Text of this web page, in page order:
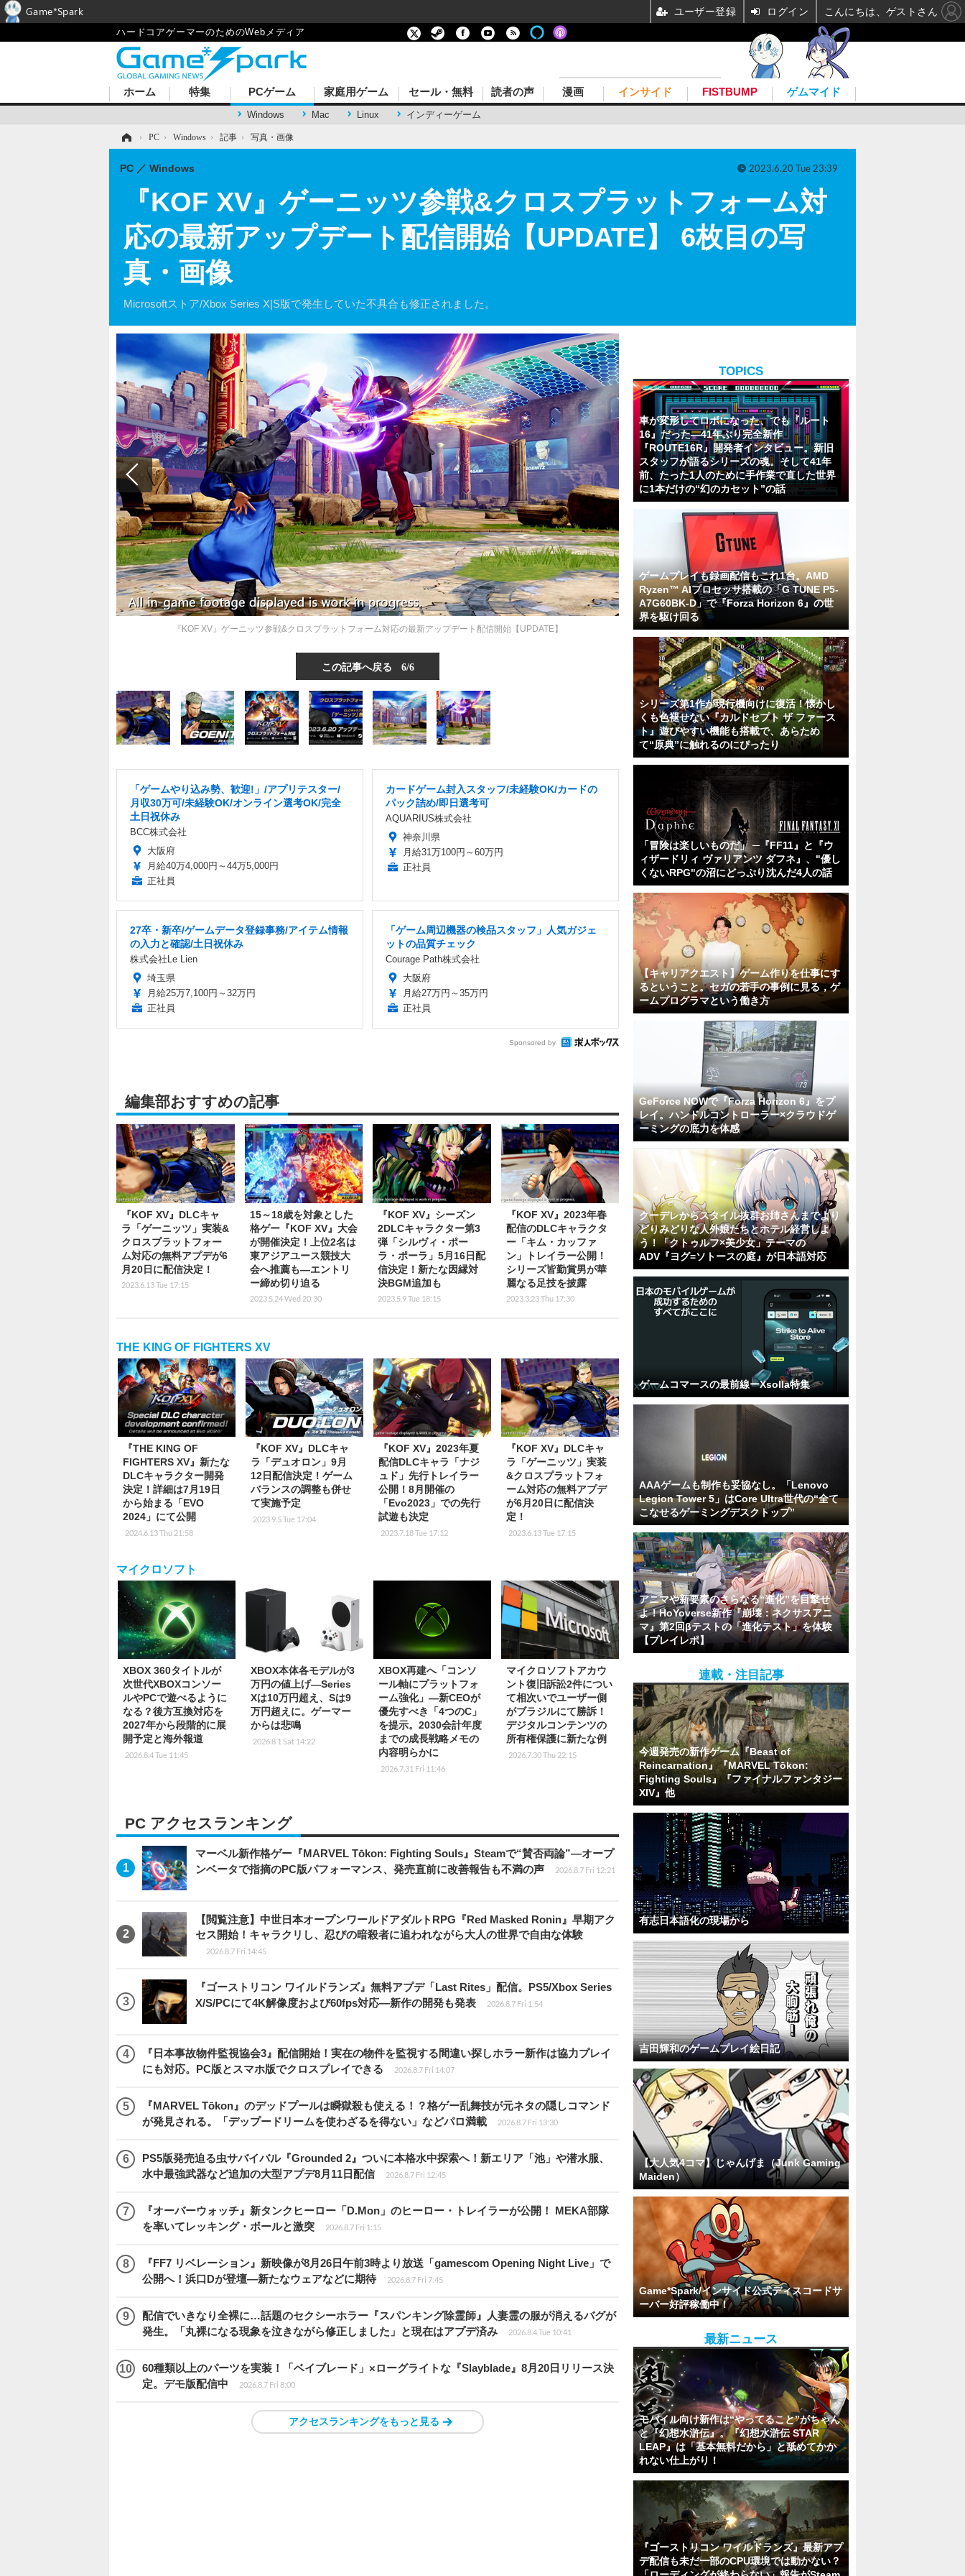
ハードコアゲーマーのためのWebメディア
ホーム 特集 PCゲーム
Windows Mac Linux インディーゲーム
家庭用ゲーム セール・無料 読者の声 漫画 インサイド FISTBUMP ゲムマイド
› PC › Windows › 記事 › 写真・画像
『KOF XV』ゲーニッツ参戦&クロスプラットフォーム対
応の最新アップデート配信開始【UPDATE】 6枚目の写
真・画像
Microsoftストア/Xbox Series X|S版で発生していた不具合も修正されました。
PC Windows 2023.6.20 Tue 23:39
『KOF XV』ゲーニッツ参戦&クロスプラットフォーム対応の最新アップデート配信開始【UPDATE】
この記事へ戻る 6/6
「ゲームやり込み勢、歓迎!」/アプリテスター/
月収30万可/未経験OK/オンライン選考OK/完全
土日祝休み
BCC株式会社
大阪府
月給40万4,000円～44万5,000円
正社員
カードゲーム封入スタッフ/未経験OK/カードの
パック詰め/即日選考可
AQUARIUS株式会社
神奈川県
月給31万100円～60万円
正社員
27卒・新卒/ゲームデータ登録事務/アイテム情報
の入力と確認/土日祝休み
株式会社Le Lien
埼玉県
月給25万7,100円～32万円
正社員
「ゲーム周辺機器の検品スタッフ」人気ガジェ
ットの品質チェック
Courage Path株式会社
大阪府
月給27万円～35万円
正社員
Sponsored by
編集部おすすめの記事
『KOF XV』DLCキャ
ラ「ゲーニッツ」実装&
クロスプラットフォー
ム対応の無料アプデが6
月20日に配信決定！
2023.6.13 Tue 17:15
15～18歳を対象とした
格ゲー『KOF XV』大会
が開催決定！上位2名は
東アジアユース競技大
会へ推薦も―エントリ
ー締め切り迫る
2023.5.24 Wed 20:30
『KOF XV』シーズン
2DLCキャラクター第3
弾「シルヴィ・ポー
ラ・ポーラ」5月16日配
信決定！新たな因縁対
決BGM追加も
2023.5.9 Tue 18:15
『KOF XV』2023年春
配信のDLCキャラクタ
ー「キム・カッファ
ン」トレイラー公開！
シリーズ皆勤賞男が華
麗なる足技を披露
2023.3.23 Thu 17:30
THE KING OF FIGHTERS XV
『THE KING OF
FIGHTERS XV』新たな
DLCキャラクター開発
決定！詳細は7月19日
から始まる「EVO
2024」にて公開
2024.6.13 Thu 21:58
『KOF XV』DLCキャ
ラ「デュオロン」9月
12日配信決定！ゲーム
バランスの調整も併せ
て実施予定
2023.9.5 Tue 17:04
『KOF XV』2023年夏
配信DLCキャラ「ナジ
ュド」先行トレイラー
公開！8月開催の
「Evo2023」での先行
試遊も決定
2023.7.18 Tue 17:12
『KOF XV』DLCキャ
ラ「ゲーニッツ」実装
&クロスプラットフォ
ーム対応の無料アプデ
が6月20日に配信決
定！
2023.6.13 Tue 17:15
マイクロソフト
XBOX 360タイトルが
次世代XBOXコンソー
ルやPCで遊べるように
なる？後方互換対応を
2027年から段階的に展
開予定と海外報道
2026.8.4 Tue 11:45
XBOX本体各モデルが3
万円の値上げ―Series
Xは10万円超え、Sは9
万円超えに。ゲーマー
からは悲鳴
2026.8.1 Sat 14:22
XBOX再建へ「コンソ
ール軸にプラットフォ
ーム強化」―新CEOが
優先すべき「4つのC」
を提示。2030会計年度
までの成長戦略メモの
内容明らかに
2026.7.31 Fri 11:46
マイクロソフトアカウ
ント復旧訴訟2件につい
て相次いでユーザー側
がブラジルにて勝訴！
デジタルコンテンツの
所有権保護に新たな例
2026.7.30 Thu 22:15
PC アクセスランキング
マーベル新作格ゲー『MARVEL Tōkon: Fighting Souls』Steamで“賛否両論”―オープ
ンベータで指摘のPC版パフォーマンス、発売直前に改善報告も不満の声
2026.8.7 Fri 12:21
【閲覧注意】中世日本オープンワールドアダルトRPG『Red Masked Ronin』早期アク
セス開始！キャラクリし、忍びの暗殺者に追われながら大人の世界で自由な体験
2026.8.7 Fri 14:45
『ゴーストリコン ワイルドランズ』無料アプデ「Last Rites」配信。PS5/Xbox Series
X/S/PCにて4K解像度および60fps対応―新作の開発も発表
2026.8.7 Fri 1:54
『日本事故物件監視協会3』配信開始！実在の物件を監視する間違い探しホラー新作は協力プレイ
にも対応。PC版とスマホ版でクロスプレイできる
2026.8.7 Fri 14:07
『MARVEL Tōkon』のデッドプールは瞬獄殺も使える！？格ゲー乱舞技が元ネタの隠しコマンド
が発見される。「デップードリームを使わざるを得ない」などパロ満載
2026.8.7 Fri 13:30
PS5版発売迫る虫サバイバル『Grounded 2』ついに本格水中探索へ！新エリア「池」や潜水服、
水中最強武器など追加の大型アプデ8月11日配信
2026.8.7 Fri 12:45
『オーバーウォッチ』新タンクヒーロー「D.Mon」のヒーロー・トレイラーが公開！ MEKA部隊
を率いてレッキング・ボールと激突
2026.8.7 Fri 1:15
『FF7 リベレーション』新映像が8月26日午前3時より放送「gamescom Opening Night Live」で
公開へ！浜口Dが登壇―新たなウェアなどに期待
2026.8.7 Fri 7:45
配信でいきなり全裸に…話題のセクシーホラー『スパンキング除霊師』人妻霊の服が消えるバグが
発生。「丸裸になる現象を泣きながら修正しました」と現在はアプデ済み
2026.8.4 Tue 10:41
60種類以上のパーツを実装！「ベイブレード」×ローグライトな『Slayblade』8月20日リリース決
定。デモ版配信中
2026.8.7 Fri 8:00
アクセスランキングをもっと見る
TOPICS
車が変形してロボになった、でも『ルート
16』だった―41年ぶり完全新作
『ROUTE16R』開発者インタビュー。新旧
スタッフが語るシリーズの魂。そして41年
前、たった1人のために手作業で直した世界
に1本だけの“幻のカセット”の話
ゲームプレイも録画配信もこれ1台。AMD
Ryzen™ AIプロセッサ搭載の「G TUNE P5-
A7G60BK-D」で『Forza Horizon 6』の世
界を駆け回る
シリーズ第1作が現行機向けに復活！懐かし
くも色褪せない『カルドセプト ザ ファース
ト』遊びやすい機能も搭載で、あらため
て“原典”に触れるのにぴったり
「冒険は楽しいものだ」 ─『FF11』と『ウ
ィザードリィ ヴァリアンツ ダフネ』、"優し
くないRPG"の沼にどっぷり沈んだ4人の話
【キャリアクエスト】ゲーム作りを仕事にす
るということ。セガの若手の事例に見る，ゲ
ームプログラマという働き方
GeForce NOWで『Forza Horizon 6』をプ
レイ。ハンドルコントローラー×クラウドゲ
ーミングの底力を体感
クーデレからスタイル抜群お姉さんまでより
どりみどりな人外娘たちとホテル経営しよ
う！「クトゥルフ×美少女」テーマの
ADV『ヨグ=ソトースの庭』が日本語対応
ゲームコマースの最前線ーXsolla特集
AAAゲームも制作も妥協なし。「Lenovo
Legion Tower 5」はCore Ultra世代の“全て
こなせるゲーミングデスクトップ”
アニマや新要素のさらなる“進化”を目撃せ
よ！HoYoverse新作『崩壊：ネクサスアニ
マ』第2回βテストの「進化テスト」を体験
【プレイレポ】
連載・注目記事
今週発売の新作ゲーム『Beast of
Reincarnation』『MARVEL Tōkon:
Fighting Souls』『ファイナルファンタジー
XIV』他
有志日本語化の現場から
吉田輝和のゲームプレイ絵日記
【大人気4コマ】じゃんげま（Junk Gaming
Maiden）
Game*Spark/インサイド公式ディスコードサ
ーバー好評稼働中！
最新ニュース
モバイル向け新作は“やってること”がちゃん
と『幻想水滸伝』。『幻想水滸伝 STAR
LEAP』は「基本無料だから」と舐めてかか
れない仕上がり！
『ゴーストリコン ワイルドランズ』最新アプ
デ配信も未だ一部のCPU環境では動かない？
Game*Spark ユーザー登録 ログイン こんにちは、ゲストさん